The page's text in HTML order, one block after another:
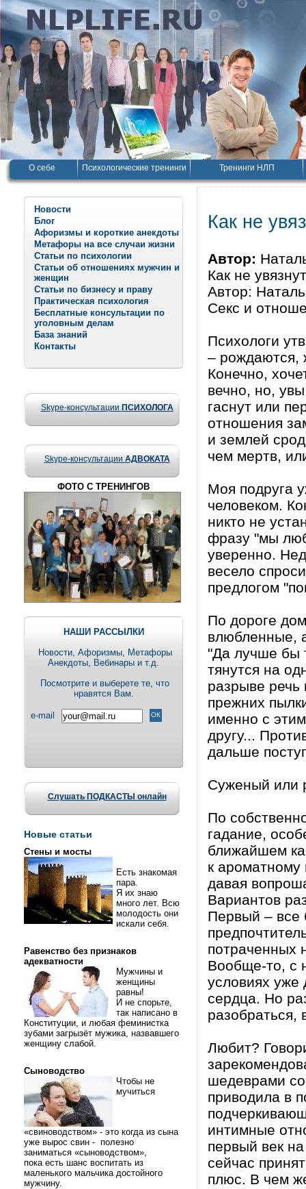
О себе Психологические тренинги Тренинги НЛП
Новости
Блог
Афоризмы и короткие анекдоты
Метафоры на все случаи жизни
Статьи по психологии
Статьи об отношениях мужчин и
женщин
Статьи по бизнесу и праву
Практическая психология
Бесплатные консультации по
уголовным делам
База знаний
Контакты
Skype-консультации ПСИХОЛОГА
Skype-консультации АДВОКАТА
ФОТО С ТРЕНИНГОВ
НАШИ РАССЫЛКИ
Новости, Aфоризмы, Метафоры
Анекдоты, Вебинары и т.д.
Посмотрите и выберете те, что
нравятся Вам.
e-mail
Слушать ПОДКАСТЫ онлайн
Новые статьи
Стены и мосты
Есть знакомая
пара.
Я их знаю
много лет. Всю
молодость они
искали себя.
Равенство без признаков
адекватности
Мужчины и
женщины
равны!
И не спорьте,
так написано в
Конституции, и любая феминистка
зубами загрызёт мужика, назвавшего
женщину слабой.
Сыноводство
Чтобы не
мучиться
«свиноводством» - это когда из сына
уже вырос свин - полезно
заниматься «сыноводством»,
пока есть шанс воспитать из
маленького мальчика достойного
мужчину.
Как не
Автор:
Как не
Автор:
Секс и
Психологи
– рождаются,
Конечно,
вечно, но,
гаснут или
отношения
и землей
чем мертв,
Моя подруга
человеком.
никто не
фразу "мы
уверенно.
весело
предлогом
По дороге
влюбленные,
"Да лучше бы
тянутся на
разрыве
прежних
именно с
другу...
дальше
Суженый или
По
гадание,
ближайшем
к ароматному
давая
Вариантов
Первый – все
потраченных
Вообще-то, с
условиях уже
сердца. Но
разобраться,
Любит?
шедеврами
приводила в
интимные
первый век
сейчас
плюс. В чем